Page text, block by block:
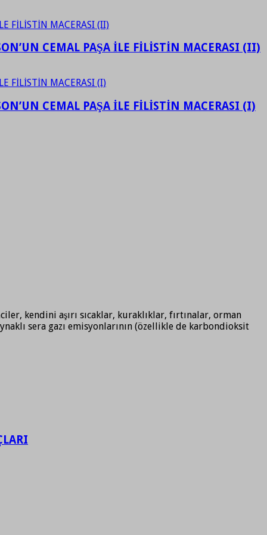
CEMAL PAŞA İLE FİLİSTİN MACERASI (II)
CEMAL PAŞA İLE FİLİSTİN MACERASI (I)
kendini aşırı sıcaklar, kuraklıklar, fırtınalar, orman
sera gazı emisyonlarının (özellikle de karbondioksit